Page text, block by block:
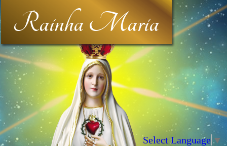
Rainha Maria
Select Language ▼